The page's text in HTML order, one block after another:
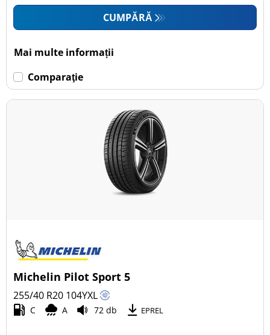
CUMPĂRĂ
Mai multe informații
Comparaţie
Michelin Pilot Sport 5
255/40 R20 104YXL
C A 72 db EPREL